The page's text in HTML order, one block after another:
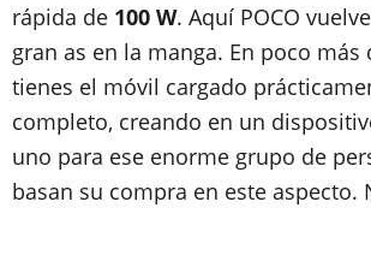
rápida de 100 W. Aquí POCO
gran as en la manga. En poco más
tienes el móvil cargado
completo, creando en un
uno para ese enorme grupo de
basan su compra en este aspecto.